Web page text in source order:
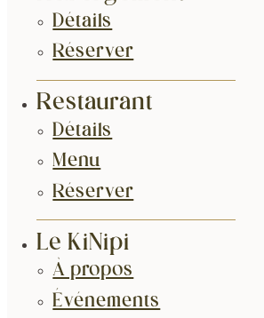
Détails
Réserver
Restaurant
Détails
Menu
Réserver
Le KiNipi
À propos
Événements